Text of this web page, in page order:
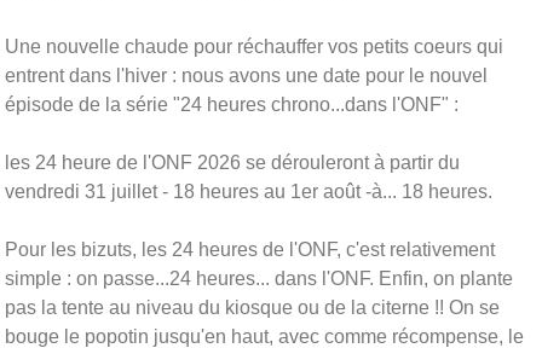
Une nouvelle chaude pour réchauffer vos petits coeurs qui
entrent dans l'hiver : nous avons une date pour le nouvel
épisode de la série "24 heures chrono...dans l'ONF" :
les 24 heure de l'ONF 2026 se dérouleront à partir du
vendredi 31 juillet - 18 heures au 1er août -à... 18 heures.
Pour les bizuts, les 24 heures de l'ONF, c'est relativement
simple : on passe...24 heures... dans l'ONF. Enfin, on plante
pas la tente au niveau du kiosque ou de la citerne !! On se
bouge le popotin jusqu'en haut, avec comme récompense, le